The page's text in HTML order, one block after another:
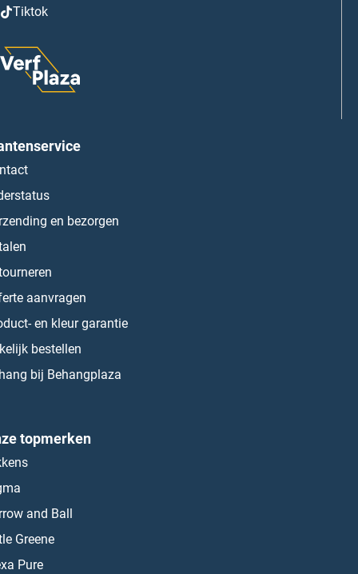
Tiktok
en bezorgen
aanvragen
en kleur garantie
bestellen
bij Behangplaza
topmerken
and Ball
Greene
Pure